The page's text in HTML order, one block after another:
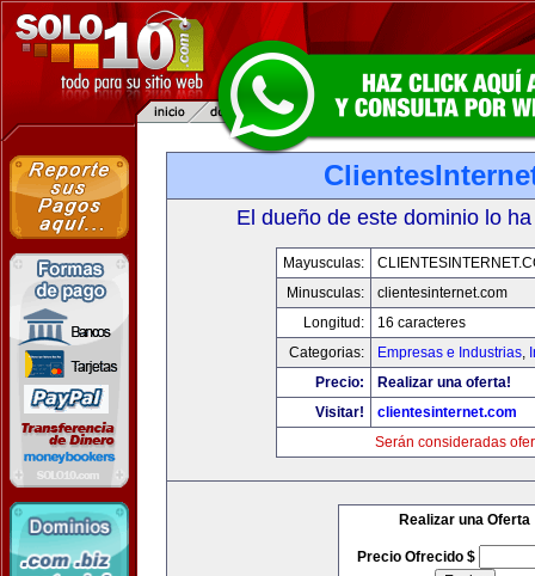
El dueño de este dominio lo
Mayusculas:
Minusculas:
clientesinternet.com
Longitud:
16 caracteres
Categorias:
Empresas e Industrias,
Precio:
Realizar una oferta!
Visitar!
clientesinternet.com
Serán consideradas
Realizar una Oferta
Precio Ofrecido $